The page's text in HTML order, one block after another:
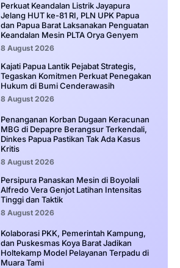
Perkuat Keandalan Listrik Jayapura
Jelang HUT ke-81 RI, PLN UPK Papua
dan Papua Barat Laksanakan Penguatan
Keandalan Mesin PLTA Orya Genyem
8 August 2026
Kajati Papua Lantik Pejabat Strategis,
Tegaskan Komitmen Perkuat Penegakan
Hukum di Bumi Cenderawasih
8 August 2026
Penanganan Korban Dugaan Keracunan
MBG di Depapre Berangsur Terkendali,
Dinkes Papua Pastikan Tak Ada Kasus
Kritis
8 August 2026
Persipura Panaskan Mesin di Boyolali
Alfredo Vera Genjot Latihan Intensitas
Tinggi dan Taktik
8 August 2026
Kolaborasi PKK, Pemerintah Kampung,
dan Puskesmas Koya Barat Jadikan
Holtekamp Model Pelayanan Terpadu di
Muara Tami